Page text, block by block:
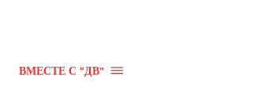
ВМЕСТЕ С "ДВ"